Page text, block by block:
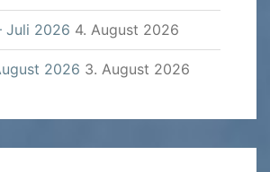
Juli 2026 4. August 2026
2026 3. August 2026